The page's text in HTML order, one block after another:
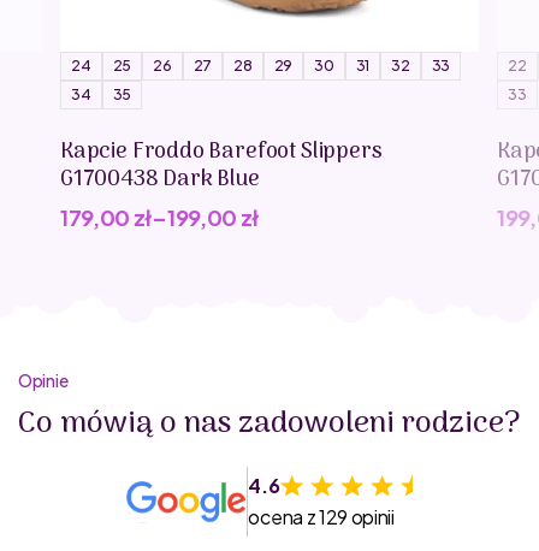
odpowiedzialnej za produkt na terenie Unii
Europejskiej)
9000 Gent
Belgium
info@quuttoys.com
24 25 26 27 28 29 30 31 32
33
34
35
Kapcie Froddo Barefoot Slippers
G1700438 Dark Blue
179,00 zł–199,00 zł
22
33
Opinie
Co mówią o nas zadowoleni rodzice?
4.6
ocena z 129 opinii